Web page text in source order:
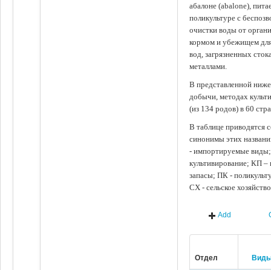
абалоне (abalone),
поликультуре с
очистки воды от
кормом и убежищем
вод, загрязненных
металлами.
В представленной
добычи, методах
(из 134 родов) в 60
В таблице приводятся
синонимы этих
- импортируемые
культивирование; КП
запасы; ПК -
СХ - сельское
Add
Отдел